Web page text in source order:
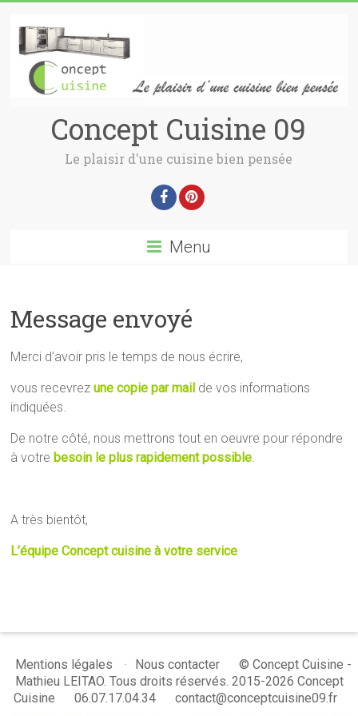
Concept Cuisine 09
Le plaisir d'une cuisine bien pensée
Menu
Message envoyé
Merci d’avoir pris le temps de nous écrire,
vous recevrezune copie par mail de vos informations
indiquées.
De notre côté, nous mettrons tout en oeuvre pour répondre
à votre besoin le plus rapidement possible.
A très bientôt,
L’équipe Concept cuisine à votre service
Mentions légales Nous contacter
© Concept Cuisine -
Mathieu LEITAO. Tous droits réservés. 2015-2026 Concept
Cuisine
06.07.17.04.34 contact@conceptcuisine09.fr